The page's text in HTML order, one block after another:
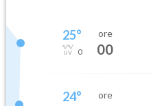
25°
0
ore
00
24° ore